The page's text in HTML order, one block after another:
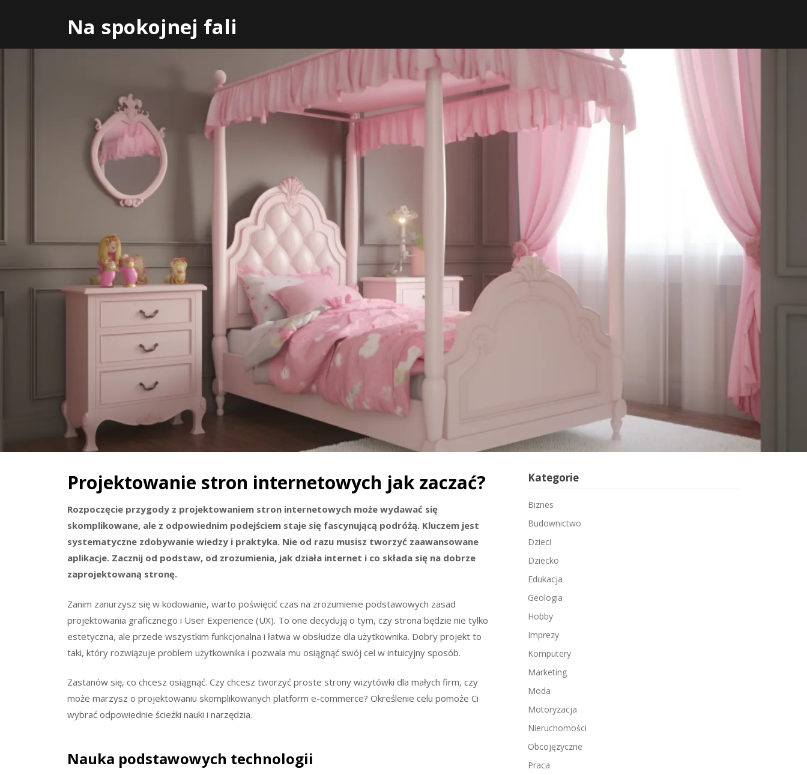
Na spokojnej fali
Projektowanie stron internetowych jak zaczać?
Rozpoczęcie przygody z projektowaniem stron internetowych może wydawać się
skomplikowane, ale z odpowiednim podejściem staje się fascynującą podróżą. Kluczem jest
systematyczne zdobywanie wiedzy i praktyka. Nie od razu musisz tworzyć zaawansowane
aplikacje. Zacznij od podstaw, od zrozumienia, jak działa internet i co składa się na dobrze
zaprojektowaną stronę.
Zanim zanurzysz się w kodowanie, warto poświęcić czas na zrozumienie podstawowych zasad
projektowania graficznego i User Experience (UX). To one decydują o tym, czy strona będzie nie tylko
estetyczna, ale przede wszystkim funkcjonalna i łatwa w obsłudze dla użytkownika. Dobry projekt to
taki, który rozwiązuje problem użytkownika i pozwala mu osiągnąć swój cel w intuicyjny sposób.
Zastanów się, co chcesz osiągnąć. Czy chcesz tworzyć proste strony wizytówki dla małych firm, czy
może marzysz o projektowaniu skomplikowanych platform e-commerce? Określenie celu pomoże Ci
wybrać odpowiednie ścieżki nauki i narzędzia.
Nauka podstawowych technologii
Kategorie
Biznes
Budownictwo
Dzieci
Dziecko
Edukacja
Geologia
Hobby
Imprezy
Komputery
Marketing
Moda
Motoryzacja
Nieruchomości
Obcojęzyczne
Praca